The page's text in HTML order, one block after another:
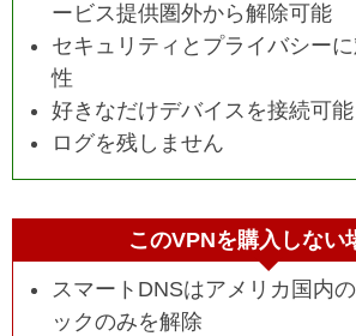
ービス提供圏外から解除可能
セキュリティとプライバシー
性
好きなだけデバイスを接続可能
ログを残しません
このVPNを購入しない
スマートDNSはアメリカ国内
ックのみを解除